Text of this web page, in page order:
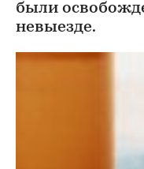
были
невыезде.